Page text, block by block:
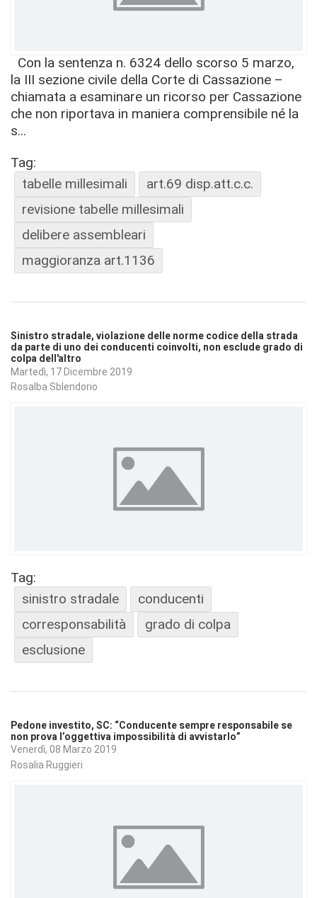
Con la sentenza n. 6324 dello scorso 5 marzo,
la III sezione civile della Corte di Cassazione –
chiamata a esaminare un ricorso per Cassazione
che non riportava in maniera comprensibile né la
s...
Tag:
tabelle millesimali
art.69 disp.att.c.c.
revisione tabelle millesimali
delibere assembleari
maggioranza art.1136
Sinistro stradale, violazione delle norme codice della strada
da parte di uno dei conducenti coinvolti, non esclude grado di
colpa dell'altro
Martedì, 17 Dicembre 2019
Rosalba Sblendorio
Tag:
sinistro stradale
conducenti
corresponsabilità
grado di colpa
esclusione
Pedone investito, SC: “Conducente sempre responsabile se
non prova l’oggettiva impossibilità di avvistarlo”
Venerdì, 08 Marzo 2019
Rosalia Ruggieri